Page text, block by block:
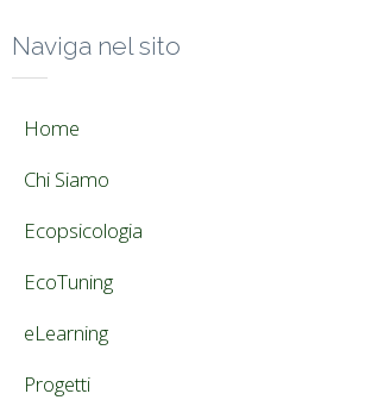
Naviga nel sito
Home
Chi Siamo
Ecopsicologia
EcoTuning
eLearning
Progetti